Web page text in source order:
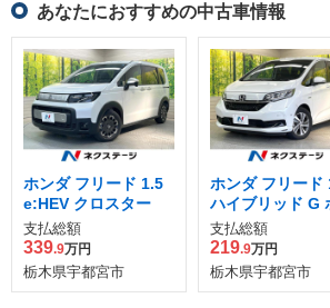
あなたにおすすめの中古車情報
ホンダ フリード 1.5
e:HEV クロスター
支払総額
339.9万円
栃木県宇都宮市
ホンダ フリード
ハイブリッド G
ダセンシング
支払総額
219.9万円
栃木県宇都宮市